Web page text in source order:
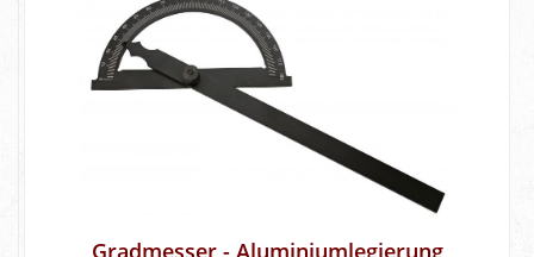
Gradmesser - Aluminiumlegierung